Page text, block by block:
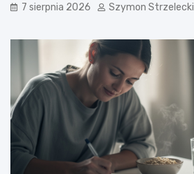
7 sierpnia 2026 Szymon Strzelecki